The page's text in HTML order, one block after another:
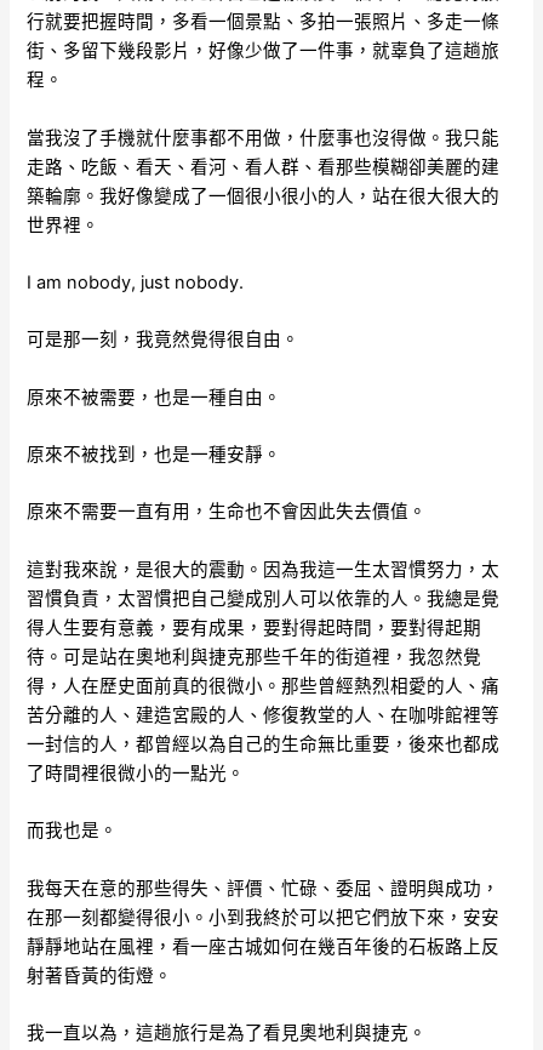
行就要把握時間，多看一個景點、多拍一張照片、多走一條
街、多留下幾段影片，好像少做了一件事，就辜負了這趟旅
程。
當我沒了手機就什麼事都不用做，什麼事也沒得做。我只能
走路、吃飯、看天、看河、看人群、看那些模糊卻美麗的建
築輪廓。我好像變成了一個很小很小的人，站在很大很大的
世界裡。
I am nobody, just nobody.
可是那一刻，我竟然覺得很自由。
原來不被需要，也是一種自由。
原來不被找到，也是一種安靜。
原來不需要一直有用，生命也不會因此失去價值。
這對我來說，是很大的震動。因為我這一生太習慣努力，太
習慣負責，太習慣把自己變成別人可以依靠的人。我總是覺
得人生要有意義，要有成果，要對得起時間，要對得起期
待。可是站在奧地利與捷克那些千年的街道裡，我忽然覺
得，人在歷史面前真的很微小。那些曾經熱烈相愛的人、痛
苦分離的人、建造宮殿的人、修復教堂的人、在咖啡館裡等
一封信的人，都曾經以為自己的生命無比重要，後來也都成
了時間裡很微小的一點光。
而我也是。
我每天在意的那些得失、評價、忙碌、委屈、證明與成功，
在那一刻都變得很小。小到我終於可以把它們放下來，安安
靜靜地站在風裡，看一座古城如何在幾百年後的石板路上反
射著昏黃的街燈。
我一直以為，這趟旅行是為了看見奧地利與捷克。